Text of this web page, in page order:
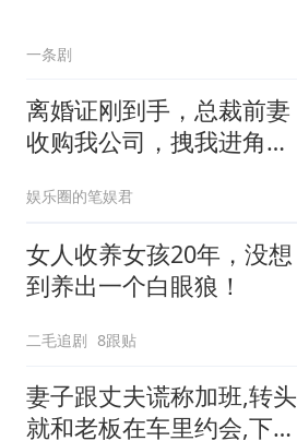
一条剧
离婚证刚到手，总裁前妻
收购我公司，拽我进角
娱乐圈的笔娱君
女人收养女孩20年，没想
到养出一个白眼狼！
二毛追剧 8跟贴
妻子跟丈夫谎称加班,转头
就和老板在车里约会,下秒